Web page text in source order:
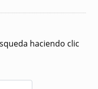
haciendo clic